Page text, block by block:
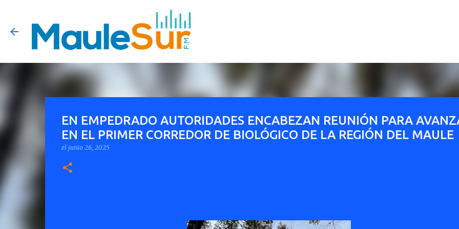
EN EMPEDRADO AUTORIDADES ENCABEZAN REUNIÓN PARA
EN EL PRIMER CORREDOR DE BIOLÓGICO DE LA REGIÓN DEL MAULE
el junio 26, 2025